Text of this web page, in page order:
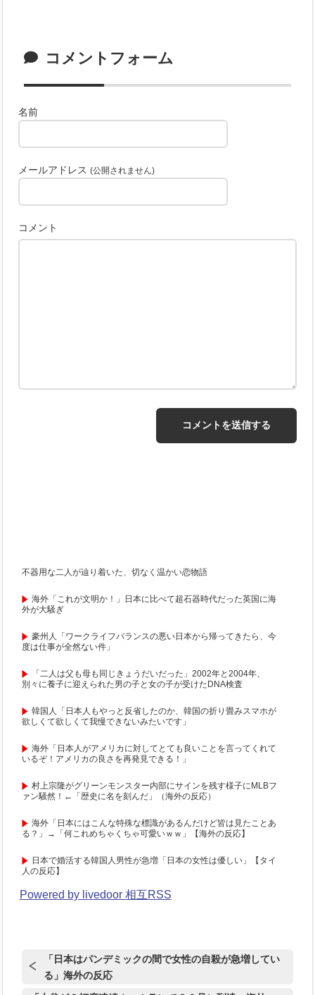
コメントフォーム
名前
メールアドレス(公開されません)
コメント
不器用な二人が辿り着いた、切なく温かい恋物語
海外「これが文明か！」日本に比べて超石器時代だった英国に海
外が大騒ぎ
豪州人「ワークライフバランスの悪い日本から帰ってきたら、今
度は仕事が全然ない件」
「二人は父も母も同じきょうだいだった」2002年と2004年、
別々に養子に迎えられた男の子と女の子が受けたDNA検査
韓国人「日本人もやっと反省したのか、韓国の折り畳みスマホが
欲しくて欲しくて我慢できないみたいです」
海外「日本人がアメリカに対してとても良いことを言ってくれて
いるぞ！アメリカの良さを再発見できる！」
村上宗隆がグリーンモンスター内部にサインを残す様子にMLBフ
ァン騒然！←「歴史に名を刻んだ」（海外の反応）
海外「日本にはこんな特殊な標識があるんだけど皆は見たことあ
る？」→「何これめちゃくちゃ可愛いｗｗ」【海外の反応】
日本で婚活する韓国人男性が急増「日本の女性は優しい」【タイ
人の反応】
Powered by livedoor 相互RSS
「日本はパンデミックの間で女性の自殺が急増してい
る」海外の反応